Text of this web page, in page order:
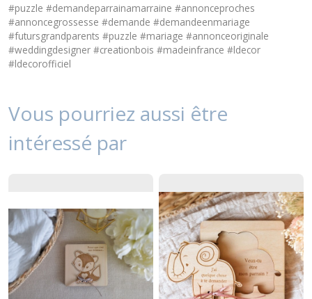
#puzzle #demandeparrainamarraine #annonceproches
#annoncegrossesse #demande #demandeenmariage
#futursgrandparents #puzzle #mariage #annonceoriginale
#weddingdesigner #creationbois #madeinfrance #ldecor
#ldecorofficiel
Vous pourriez aussi être
intéressé par